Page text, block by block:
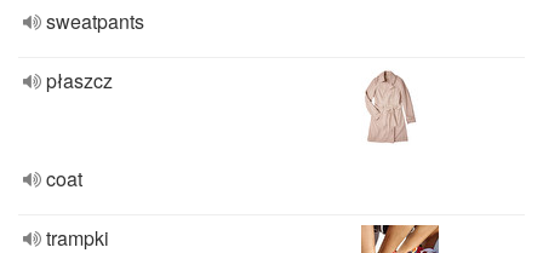
sweatpants
płaszcz
coat
trampki